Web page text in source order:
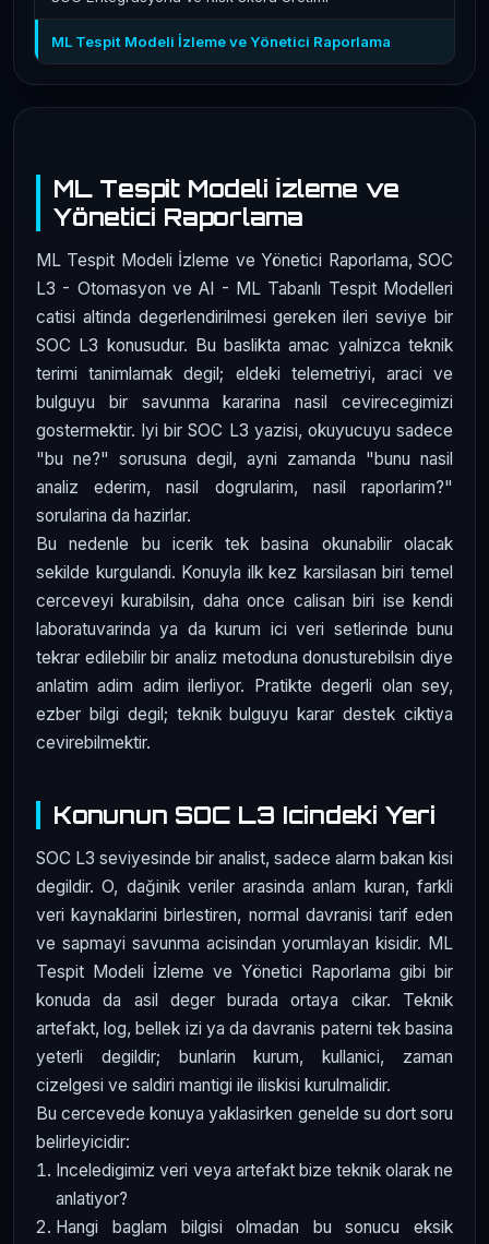
ML Tespit Modeli İzleme ve
Yönetici Raporlama
ML Tespit Modeli İzleme ve Yönetici Raporlama, SOC
L3 - Otomasyon ve AI - ML Tabanlı Tespit Modelleri
catisi altinda degerlendirilmesi gereken ileri seviye bir
SOC L3 konusudur. Bu baslikta amac yalnizca teknik
terimi tanimlamak degil; eldeki telemetriyi, araci ve
bulguyu bir savunma kararina nasil cevirecegimizi
gostermektir. Iyi bir SOC L3 yazisi, okuyucuyu sadece
"bu ne?" sorusuna degil, ayni zamanda "bunu nasil
analiz ederim, nasil dogrularim, nasil raporlarim?"
sorularina da hazirlar.
Bu nedenle bu icerik tek basina okunabilir olacak
sekilde kurgulandi. Konuyla ilk kez karsilasan biri temel
cerceveyi kurabilsin, daha once calisan biri ise kendi
laboratuvarinda ya da kurum ici veri setlerinde bunu
tekrar edilebilir bir analiz metoduna donusturebilsin diye
anlatim adim adim ilerliyor. Pratikte degerli olan sey,
ezber bilgi degil; teknik bulguyu karar destek ciktiya
cevirebilmektir.
Konunun SOC L3 Icindeki Yeri
SOC L3 seviyesinde bir analist, sadece alarm bakan kisi
degildir. O, dağinik veriler arasinda anlam kuran, farkli
veri kaynaklarini birlestiren, normal davranisi tarif eden
ve sapmayi savunma acisindan yorumlayan kisidir. ML
Tespit Modeli İzleme ve Yönetici Raporlama gibi bir
konuda da asil deger burada ortaya cikar. Teknik
artefakt, log, bellek izi ya da davranis paterni tek basina
yeterli degildir; bunlarin kurum, kullanici, zaman
cizelgesi ve saldiri mantigi ile iliskisi kurulmalidir.
Bu cercevede konuya yaklasirken genelde su dort soru
belirleyicidir:
Inceledigimiz veri veya artefakt bize teknik olarak ne
anlatiyor?
Hangi baglam bilgisi olmadan bu sonucu eksik
ML Tespit Modeli İzleme ve Yönetici Raporlama